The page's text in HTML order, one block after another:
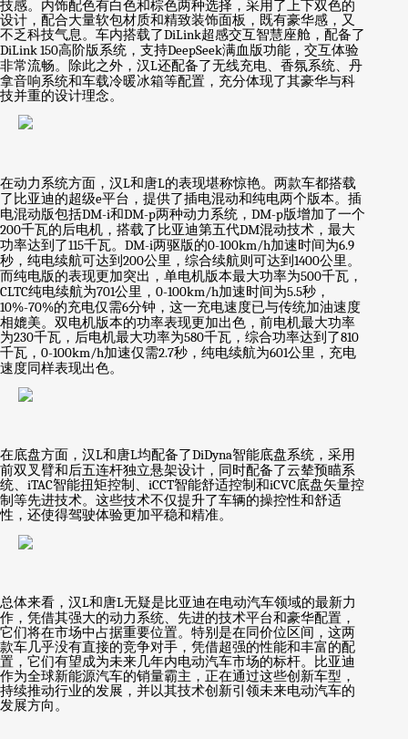
技感。内饰配色有白色和棕色两种选择，采用了上下双色的
设计，配合大量软包材质和精致装饰面板，既有豪华感，又
不乏科技气息。车内搭载了DiLink超感交互智慧座舱，配备了
DiLink 150高阶版系统，支持DeepSeek满血版功能，交互体验
非常流畅。除此之外，汉L还配备了无线充电、香氛系统、丹
拿音响系统和车载冷暖冰箱等配置，充分体现了其豪华与科
技并重的设计理念。
在动力系统方面，汉L和唐L的表现堪称惊艳。两款车都搭载
了比亚迪的超级e平台，提供了插电混动和纯电两个版本。插
电混动版包括DM-i和DM-p两种动力系统， DM-p版增加了一个
200千瓦的后电机，搭载了比亚迪第五代DM混动技术，最大
功率达到了115千瓦。 DM-i两驱版的0-100km/h加速时间为6.9
秒，纯电续航可达到 200公里，综合续航则可达到 1400公里。
而纯电版的表现更加突出，单电机版本最大功率为500千瓦，
CLTC纯电续航为701公里， 0-100km/h加速时间为5.5秒，
10%-70%的充电仅需6分钟，这一充电速度已与传统加油速度
相媲美。双电机版本的功率表现更加出色，前电机最大功率
为230千瓦，后电机最大功率为580千瓦，综合功率达到了810
千瓦， 0-100km/h加速仅需2.7秒，纯电续航为601公里，充电
速度同样表现出色。
在底盘方面，汉L和唐L均配备了DiDyna智能底盘系统，采用
前双叉臂和后五连杆独立悬架设计，同时配备了云辇预瞄系
统、 iTAC智能扭矩控制、 iCCT智能舒适控制和iCVC底盘矢量控
制等先进技术。这些技术不仅提升了车辆的操控性和舒适
性，还使得驾驶体验更加平稳和精准。
总体来看，汉L和唐L无疑是比亚迪在电动汽车领域的最新力
作，凭借其强大的动力系统、先进的技术平台和豪华配置，
它们将在市场中占据重要位置。特别是在同价位区间，这两
款车几乎没有直接的竞争对手，凭借超强的性能和丰富的配
置，它们有望成为未来几年内电动汽车市场的标杆。比亚迪
作为全球新能源汽车的销量霸主，正在通过这些创新车型，
持续推动行业的发展，并以其技术创新引领未来电动汽车的
发展方向。